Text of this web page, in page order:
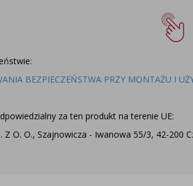
BEZPIECZEŃSTWA PRZY MONTAŻU I
za ten produkt na terenie UE:
Z O. O., Szajnowicza - Iwanowa 55/3, 42-